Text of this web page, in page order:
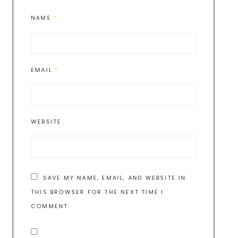
NAME *
EMAIL *
WEBSITE
SAVE MY NAME, EMAIL, AND WEBSITE IN
THIS BROWSER FOR THE NEXT TIME I
COMMENT.